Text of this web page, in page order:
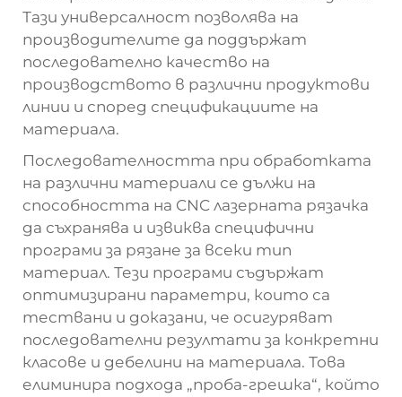
Тази универсалност позволява на
производителите да поддържат
последователно качество на
производството в различни продуктови
линии и според спецификациите на
материала.
Последователността при обработката
на различни материали се дължи на
способността на CNC лазерната рязачка
да съхранява и извиква специфични
програми за рязане за всеки тип
материал. Тези програми съдържат
оптимизирани параметри, които са
тествани и доказани, че осигуряват
последователни резултати за конкретни
класове и дебелини на материала. Това
елиминира подхода „проба-грешка“, който